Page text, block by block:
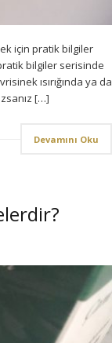
için pratik bilgiler
bilgiler serisinde
ısırığında ya da
[…]
Devamını Oku